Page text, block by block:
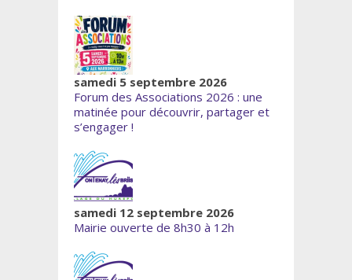
samedi 5 septembre 2026
Forum des Associations 2026 : une
matinée pour découvrir, partager et
s’engager !
samedi 12 septembre 2026
Mairie ouverte de 8h30 à 12h